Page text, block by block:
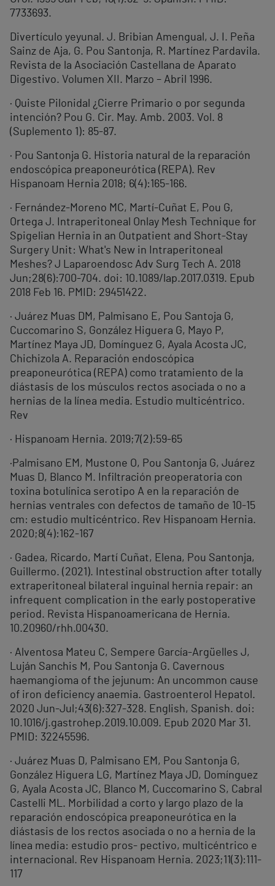
7733693.
Divertículo yeyunal. J. Bribian Amengual, J. I. Peña
Sainz de Aja, G. Pou Santonja, R. Martínez Pardavila.
Revista de la Asociación Castellana de Aparato
Digestivo. Volumen XII. Marzo – Abril 1996.
· Quiste Pilonidal ¿Cierre Primario o por segunda
intención? Pou G. Cir. May. Amb. 2003. Vol. 8
(Suplemento 1): 85-87.
· Pou Santonja G. Historia natural de la reparación
endoscópica preaponeurótica (REPA). Rev
Hispanoam Hernia 2018; 6(4):165-166.
· Fernández-Moreno MC, Martí-Cuñat E, Pou G,
Ortega J. Intraperitoneal Onlay Mesh Technique for
Spigelian Hernia in an Outpatient and Short-Stay
Surgery Unit: What's New in Intraperitoneal
Meshes? J Laparoendosc Adv Surg Tech A. 2018
Jun;28(6):700-704. doi: 10.1089/lap.2017.0319. Epub
2018 Feb 16. PMID: 29451422.
· Juárez Muas DM, Palmisano E, Pou Santoja G,
Cuccomarino S, González Higuera G, Mayo P,
Martínez Maya JD, Domínguez G, Ayala Acosta JC,
Chichizola A. Reparación endoscópica
preaponeurótica (REPA) como tratamiento de la
diástasis de los músculos rectos asociada o no a
hernias de la línea media. Estudio multicéntrico.
Rev
· Hispanoam Hernia. 2019;7(2):59-65
·Palmisano EM, Mustone O, Pou Santonja G, Juárez
Muas D, Blanco M. Infiltración preoperatoria con
toxina botulínica serotipo A en la reparación de
hernias ventrales con defectos de tamaño de 10-15
cm: estudio multicéntrico. Rev Hispanoam Hernia.
2020;8(4):162-167
· Gadea, Ricardo, Martí Cuñat, Elena, Pou Santonja,
Guillermo. (2021). Intestinal obstruction after totally
extraperitoneal bilateral inguinal hernia repair: an
infrequent complication in the early postoperative
period. Revista Hispanoamericana de Hernia.
10.20960/rhh.00430.
· Alventosa Mateu C, Sempere García-Argüelles J,
Luján Sanchis M, Pou Santonja G. Cavernous
haemangioma of the jejunum: An uncommon cause
of iron deficiency anaemia. Gastroenterol Hepatol.
2020 Jun-Jul;43(6):327-328. English, Spanish. doi:
10.1016/j.gastrohep.2019.10.009. Epub 2020 Mar 31.
PMID: 32245596.
· Juárez Muas D, Palmisano EM, Pou Santonja G,
González Higuera LG, Martínez Maya JD, Domínguez
G, Ayala Acosta JC, Blanco M, Cuccomarino S, Cabral
Castelli ML. Morbilidad a corto y largo plazo de la
reparación endoscópica preaponeurótica en la
diástasis de los rectos asociada o no a hernia de la
línea media: estudio pros- pectivo, multicéntrico e
internacional. Rev Hispanoam Hernia. 2023;11(3):111-
117